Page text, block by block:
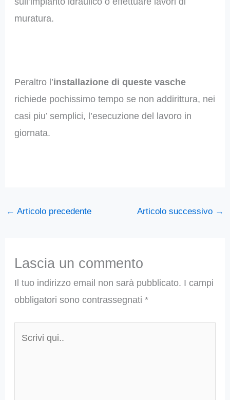
muratura.
Peraltro l’installazione di queste vasche
richiede pochissimo tempo se non addirittura, nei
casi piu’ semplici, l’esecuzione del lavoro in
giornata.
← Articolo precedente Articolo successivo →
Lascia un commento
Il tuo indirizzo email non sarà pubblicato. I campi
obbligatori sono contrassegnati *